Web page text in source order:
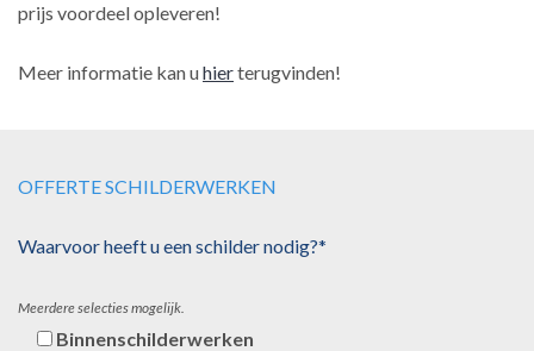
prijs voordeel opleveren!
Meer informatie kan uhierterugvinden!
OFFERTE SCHILDERWERKEN
Waarvoor heeft u een schilder nodig?*
Meerdere selecties mogelijk.
Binnenschilderwerken